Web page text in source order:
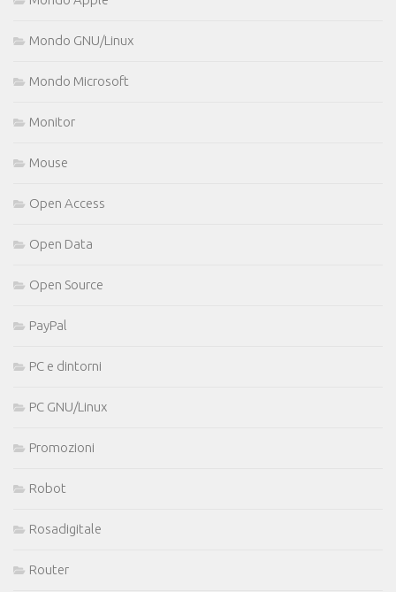
Mondo GNU/Linux
Mondo Microsoft
Monitor
Mouse
Open Access
Open Data
Open Source
PayPal
PC e dintorni
PC GNU/Linux
Promozioni
Robot
Rosadigitale
Router